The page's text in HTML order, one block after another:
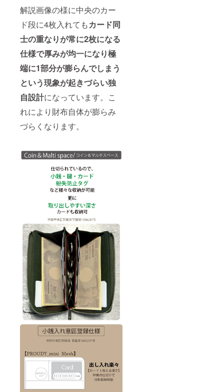
解説画像の様に中央のカー
ド段に4枚入れてもカード同
士の重なりが常に2枚になる
仕様で厚みが均一になり極
端に1部分が膨らんでしまう
という現象が起きづらい独
自設計になっています。こ
れにより財布自体が膨らみ
づらくなります。